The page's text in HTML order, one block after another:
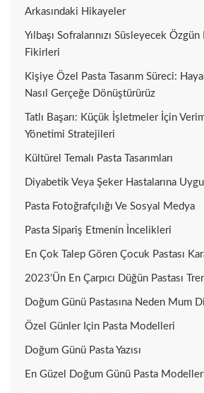
Arkasındaki Hikayeler
Yılbaşı Sofralarınızı Süsleyecek
Fikirleri
Kişiye Özel Pasta Tasarım Süreci:
Nasıl Gerçeğe Dönüştürürüz
Tatlı Başarı: Küçük İşletmeler İçin
Yönetimi Stratejileri
Kültürel Temalı Pasta Tasarımları
Diyabetik Veya Şeker Hastalarına
Pasta Fotoğrafçılığı Ve Sosyal Medya
Pasta Sipariş Etmenin İncelikleri
En Çok Talep Gören Çocuk Pastası
2023'ün En Çarpıcı Düğün Pastası
Doğum Günü Pastasına Neden Mum
Özel Günler Için Pasta Modelleri
Doğum Günü Pasta Yazısı
En Güzel Doğum Günü Pasta